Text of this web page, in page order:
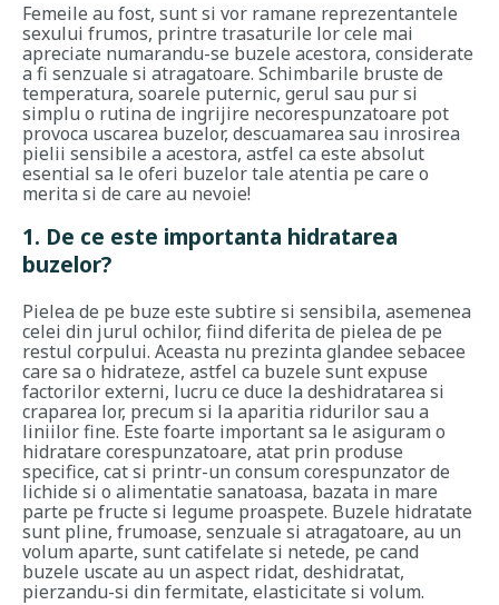
Femeile au fost, sunt si vor ramane reprezentantele
sexului frumos, printre trasaturile lor cele mai
apreciate numarandu-se buzele acestora, considerate
a fi senzuale si atragatoare. Schimbarile bruste de
temperatura, soarele puternic, gerul sau pur si
simplu o rutina de ingrijire necorespunzatoare pot
provoca uscarea buzelor, descuamarea sau inrosirea
pielii sensibile a acestora, astfel ca este absolut
esential sa le oferi buzelor tale atentia pe care o
merita si de care au nevoie!
1. De ce este importanta hidratarea
buzelor?
Pielea de pe buze este subtire si sensibila, asemenea
celei din jurul ochilor, fiind diferita de pielea de pe
restul corpului. Aceasta nu prezinta glandee sebacee
care sa o hidrateze, astfel ca buzele sunt expuse
factorilor externi, lucru ce duce la deshidratarea si
craparea lor, precum si la aparitia ridurilor sau a
liniilor fine. Este foarte important sa le asiguram o
hidratare corespunzatoare, atat prin produse
specifice, cat si printr-un consum corespunzator de
lichide si o alimentatie sanatoasa, bazata in mare
parte pe fructe si legume proaspete. Buzele hidratate
sunt pline, frumoase, senzuale si atragatoare, au un
volum aparte, sunt catifelate si netede, pe cand
buzele uscate au un aspect ridat, deshidratat,
pierzandu-si din fermitate, elasticitate si volum.